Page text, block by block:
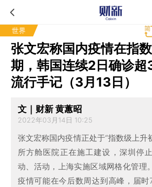
世界
张文宏称国内疫情在指
期，韩国连续2日确诊
流行手记（3月13日）
文｜财新 黄蕙昭
2022年03月14日 10:25
张文宏称国内疫情正处于“指数级上升
所方舱医院正在施工建设，深圳停
动、活动，上海实施区域网格化管理
疫情可能在今后数周达到高峰，届时